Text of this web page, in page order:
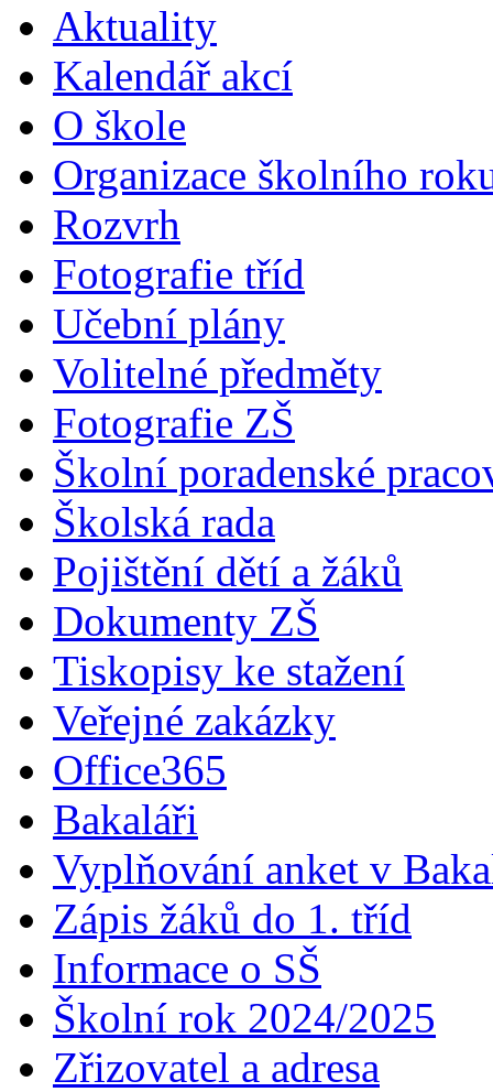
Aktuality
Kalendář akcí
O škole
Organizace školního
Rozvrh
Fotografie tříd
Učební plány
Volitelné předměty
Fotografie ZŠ
Školní poradenské
Školská rada
Pojištění dětí a žáků
Dokumenty ZŠ
Tiskopisy ke stažení
Veřejné zakázky
Office365
Bakaláři
Vyplňování anket v
Zápis žáků do 1. tříd
Informace o SŠ
Školní rok 2024/2025
Zřizovatel a adresa